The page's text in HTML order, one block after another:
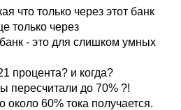
что только через этот банк
только через
- это для слишком умных
процента? и когда?
пересчитали до 70% ?!
около 60% тока получается.